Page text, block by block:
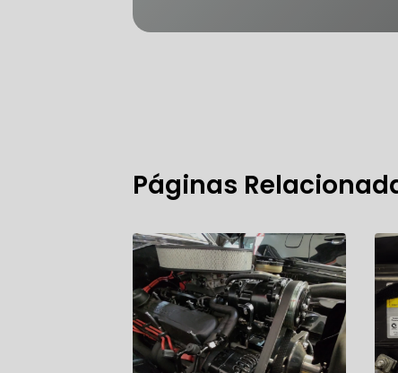
OFICINA
Páginas